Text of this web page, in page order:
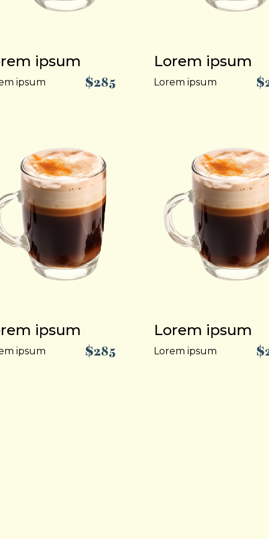
ipsum
ipsum $285
Lorem ipsum
Lorem ipsum
ipsum
ipsum $285
Lorem ipsum
Lorem ipsum